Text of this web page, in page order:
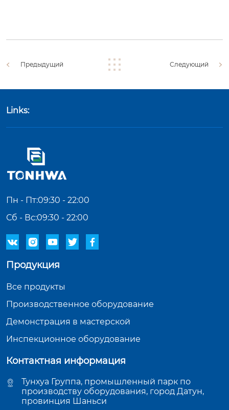
Предыдущий Следующий
Links:
Пн - Пт:09:30 - 22:00
Сб - Вс:09:30 - 22:00
    
Продукция
Все продукты
Производственное оборудование
Демонстрация в мастерской
Инспекционное оборудование
Контактная информация
Тунхуа Группа, промышленный парк по
производству оборудования, город Датун,
провинция Шаньси